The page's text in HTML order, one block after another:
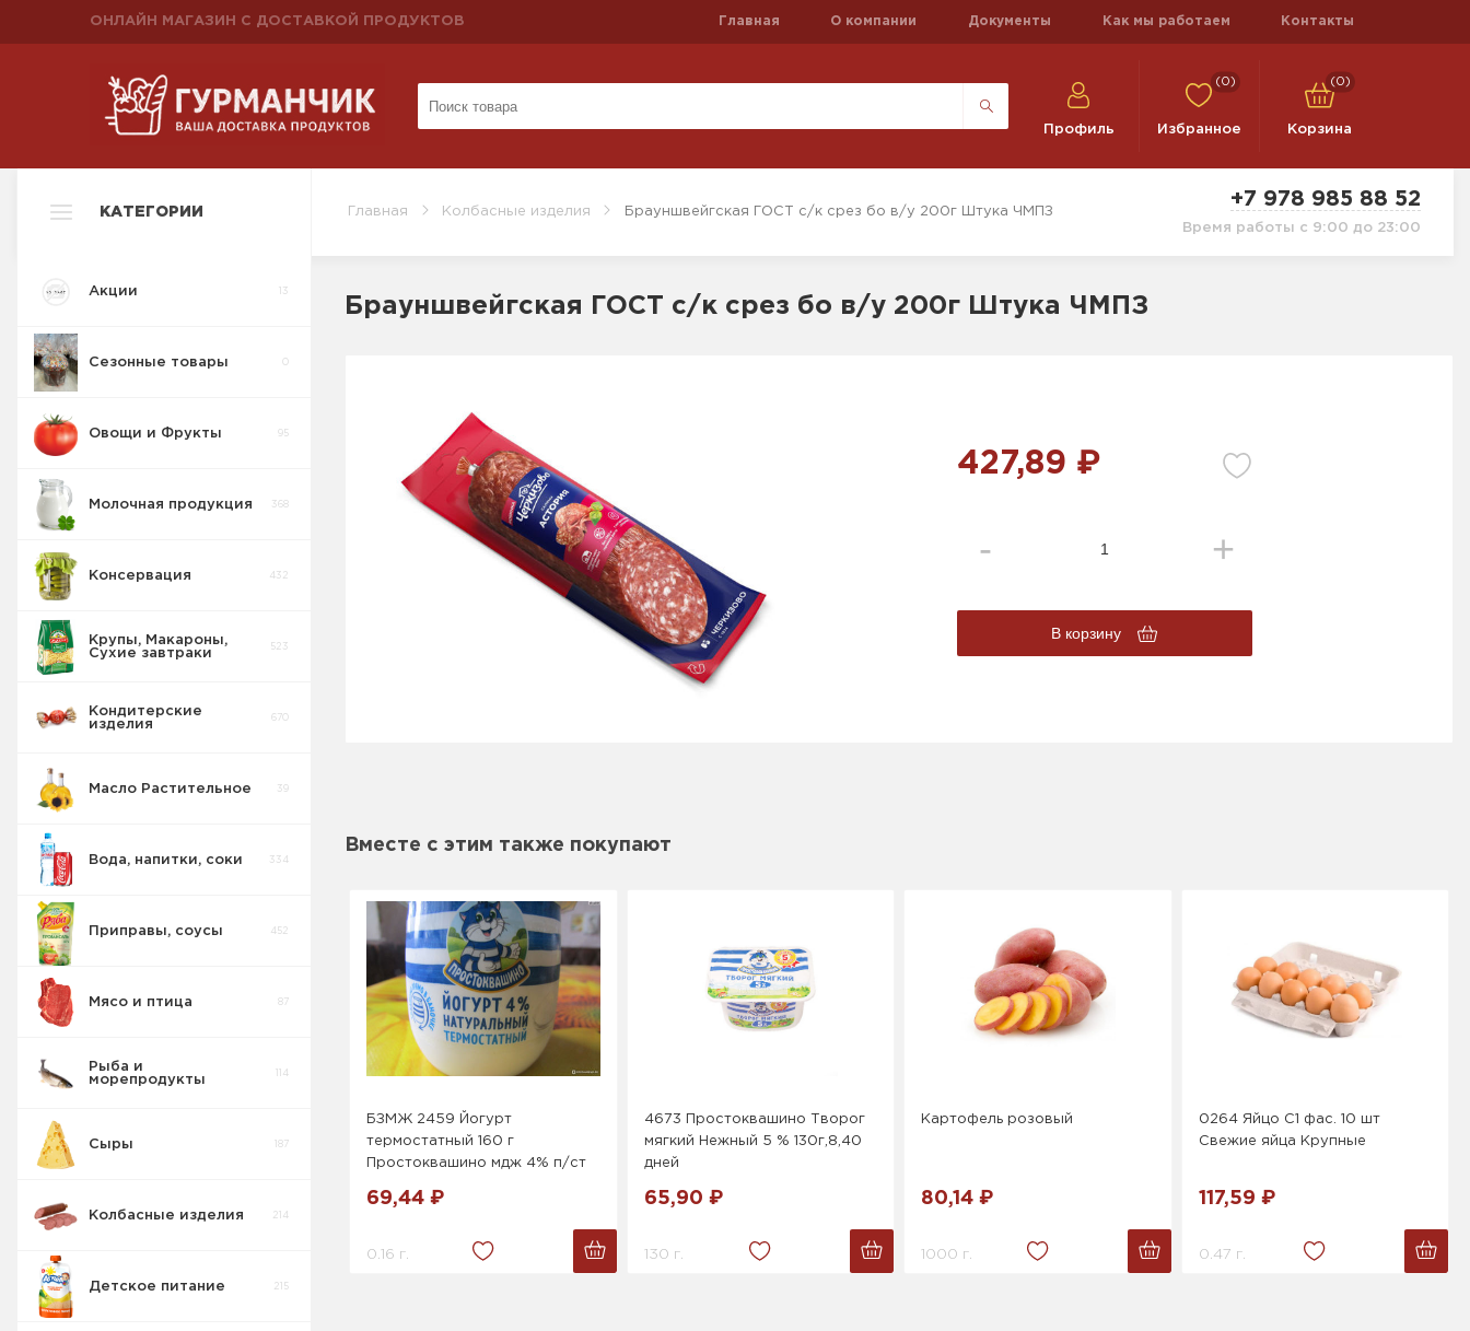
ОНЛАЙН МАГАЗИН С ДОСТАВКОЙ ПРОДУКТОВ Главная О компании Документы Как мы работаем Контакты
Профиль
(0)
Избранное
(0)
Корзина
Главная Колбасные изделия Брауншвейгская ГОСТ с/к срез бо в/у 200г Штука ЧМПЗ
+7 978 985 88 52
Время работы с 9:00 до 23:00
КАТЕГОРИИ
Акции 13
Сезонные товары
Овощи и Фрукты 95
Молочная продукция 368
Консервация 432
Крупы, Макароны,
Сухие завтраки
523
Кондитерские
изделия
670
Масло Растительное 39
Вода, напитки, соки 334
Приправы, соусы 452
Мясо и птица 87
Рыба и
морепродукты
114
Сыры 187
Колбасные изделия 214
Детское питание 215
Брауншвейгская ГОСТ с/к срез бо в/у 200г Штука ЧМПЗ
427,89 ₽
В корзину
Вместе с этим также покупают
БЗМЖ 2459 Йогурт
термостатный 160 г
Простоквашино мдж 4% п/ст
69,44 ₽
0.16 г.
4673 Простоквашино Творог
мягкий Нежный 5 % 130г,8,40
дней
65,90 ₽
130 г.
Картофель розовый
80,14 ₽
1000 г.
0264 Яйцо С1 фас. 10 шт
Свежие яйца Крупные
117,59 ₽
0.47 г.